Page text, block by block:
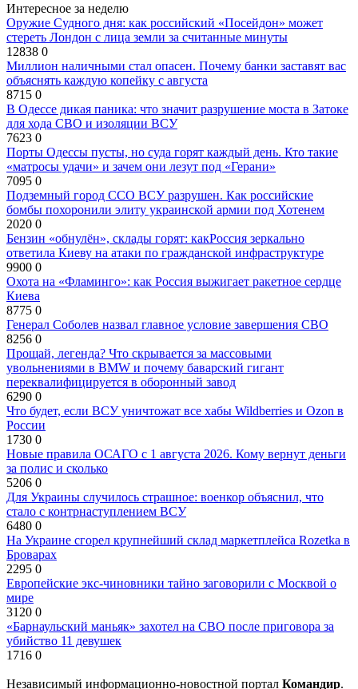
Интересное за неделю
Оружие Судного дня: как российский «Посейдон» может
стереть Лондон с лица земли за считанные минуты
12838 0
Миллион наличными стал опасен. Почему банки заставят вас
объяснять каждую копейку с августа
8715 0
В Одессе дикая паника: что значит разрушение моста в Затоке
для хода СВО и изоляции ВСУ
7623 0
Порты Одессы пусты, но суда горят каждый день. Кто такие
«матросы удачи» и зачем они лезут под «Герани»
7095 0
Подземный город ССО ВСУ разрушен. Как российские
бомбы похоронили элиту украинской армии под Хотенем
2020 0
Бензин «обнулён», склады горят: какРоссия зеркально
ответила Киеву на атаки по гражданской инфраструктуре
9900 0
Охота на «Фламинго»: как Россия выжигает ракетное сердце
Киева
8775 0
Генерал Соболев назвал главное условие завершения СВО
8256 0
Прощай, легенда? Что скрывается за массовыми
увольнениями в BMW и почему баварский гигант
переквалифицируется в оборонный завод
6290 0
Что будет, если ВСУ уничтожат все хабы Wildberries и Ozon в
России
1730 0
Новые правила ОСАГО с 1 августа 2026. Кому вернут деньги
за полис и сколько
5206 0
Для Украины случилось страшное: военкор объяснил, что
стало с контрнаступлением ВСУ
6480 0
На Украине сгорел крупнейший склад маркетплейса Rozetka в
Броварах
2295 0
Европейские экс-чиновники тайно заговорили с Москвой о
мире
3120 0
«Барнаульский маньяк» захотел на СВО после приговора за
убийство 11 девушек
1716 0
Независимый информационно-новостной портал Командир.